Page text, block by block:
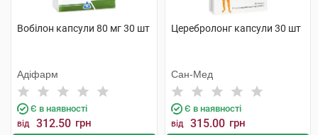
Вобілон капсули 80 мг 30 шт
Адіфарм
Є в наявності
від 312.50 грн
Церебролонг капсули 30 шт
Cан-Мед
Є в наявності
від 315.00 грн